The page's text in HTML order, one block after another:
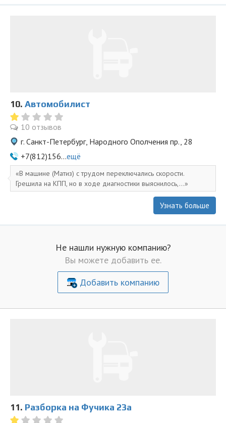
10. Автомобилист
10 отзывов
г. Санкт-Петербург, Народного Ополчения пр., 28
+7(812)156...ещё
В машине (Матиз) с трудом переключались скорости.
Грешила на КПП, но в ходе диагностики выяснилось,...
Узнать больше
Не нашли нужную компанию?
Вы можете добавить ее.
Добавить компанию
11. Разборка на Фучика 23а